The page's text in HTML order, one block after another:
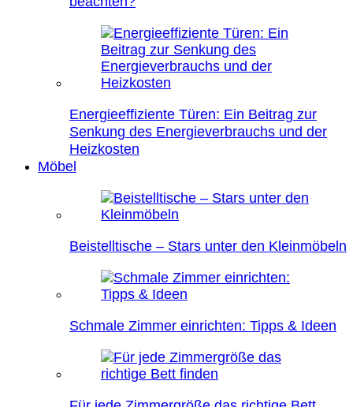
Energieeffiziente Türen: Ein Beitrag zur
Senkung des Energieverbrauchs und der
Heizkosten
Möbel
Beistelltische – Stars unter den Kleinmöbeln
Schmale Zimmer einrichten: Tipps & Ideen